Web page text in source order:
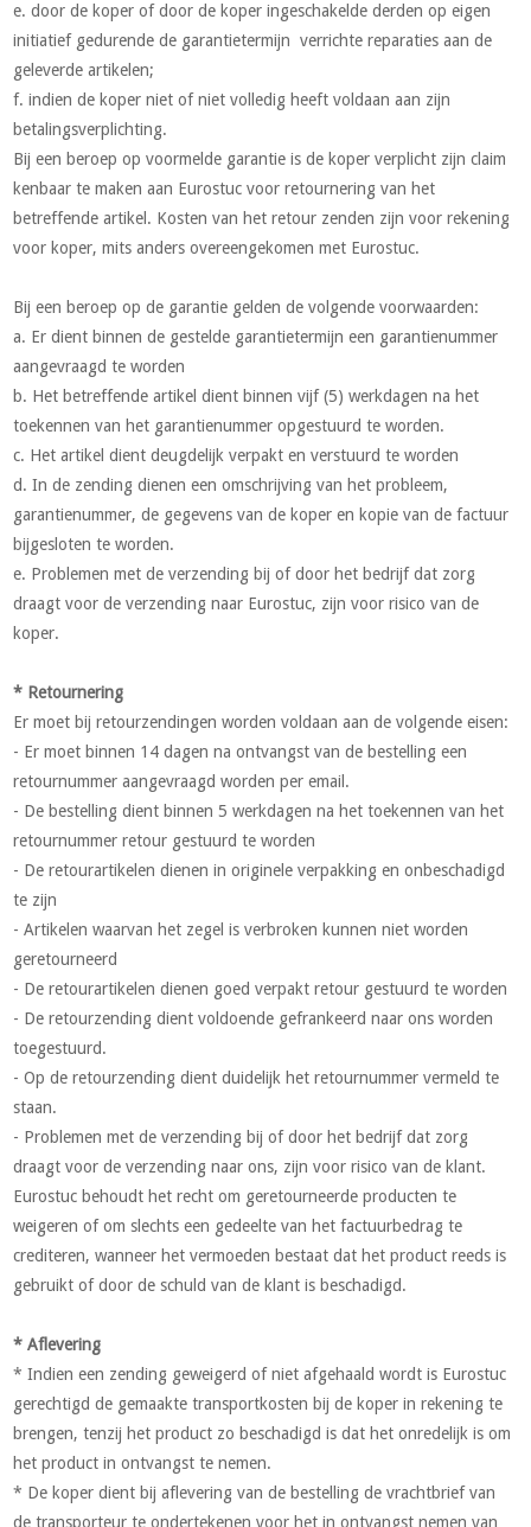
e. door de koper of door de koper ingeschakelde derden op eigen
initiatief gedurende de garantietermijn verrichte reparaties aan de
geleverde artikelen;
f. indien de koper niet of niet volledig heeft voldaan aan zijn
betalingsverplichting.
Bij een beroep op voormelde garantie is de koper verplicht zijn claim
kenbaar te maken aan Eurostuc voor retournering van het
betreffende artikel. Kosten van het retour zenden zijn voor rekening
voor koper, mits anders overeengekomen met Eurostuc.
Bij een beroep op de garantie gelden de volgende voorwaarden:
a. Er dient binnen de gestelde garantietermijn een garantienummer
aangevraagd te worden
b. Het betreffende artikel dient binnen vijf (5) werkdagen na het
toekennen van het garantienummer opgestuurd te worden.
c. Het artikel dient deugdelijk verpakt en verstuurd te worden
d. In de zending dienen een omschrijving van het probleem,
garantienummer, de gegevens van de koper en kopie van de factuur
bijgesloten te worden.
e. Problemen met de verzending bij of door het bedrijf dat zorg
draagt voor de verzending naar Eurostuc, zijn voor risico van de
koper.
* Retournering
Er moet bij retourzendingen worden voldaan aan de volgende eisen:
- Er moet binnen 14 dagen na ontvangst van de bestelling een
retournummer aangevraagd worden per email.
- De bestelling dient binnen 5 werkdagen na het toekennen van het
retournummer retour gestuurd te worden
- De retourartikelen dienen in originele verpakking en onbeschadigd
te zijn
- Artikelen waarvan het zegel is verbroken kunnen niet worden
geretourneerd
- De retourartikelen dienen goed verpakt retour gestuurd te worden
- De retourzending dient voldoende gefrankeerd naar ons worden
toegestuurd.
- Op de retourzending dient duidelijk het retournummer vermeld te
staan.
- Problemen met de verzending bij of door het bedrijf dat zorg
draagt voor de verzending naar ons, zijn voor risico van de klant.
Eurostuc behoudt het recht om geretourneerde producten te
weigeren of om slechts een gedeelte van het factuurbedrag te
crediteren, wanneer het vermoeden bestaat dat het product reeds is
gebruikt of door de schuld van de klant is beschadigd.
* Aflevering
* Indien een zending geweigerd of niet afgehaald wordt is Eurostuc
gerechtigd de gemaakte transportkosten bij de koper in rekening te
brengen, tenzij het product zo beschadigd is dat het onredelijk is om
het product in ontvangst te nemen.
* De koper dient bij aflevering van de bestelling de vrachtbrief van
de transporteur te ondertekenen voor het in ontvangst nemen van